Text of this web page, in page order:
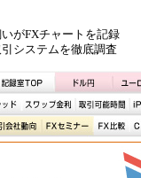
がFXチャートを記録
引システムを徹底調査